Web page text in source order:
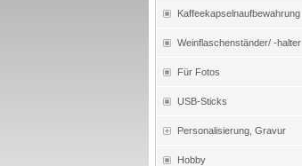
Kaffeekapselnaufbewahrung
Weinflaschenständer/ -halter
Für Fotos
USB-Sticks
Personalisierung, Gravur
Hobby